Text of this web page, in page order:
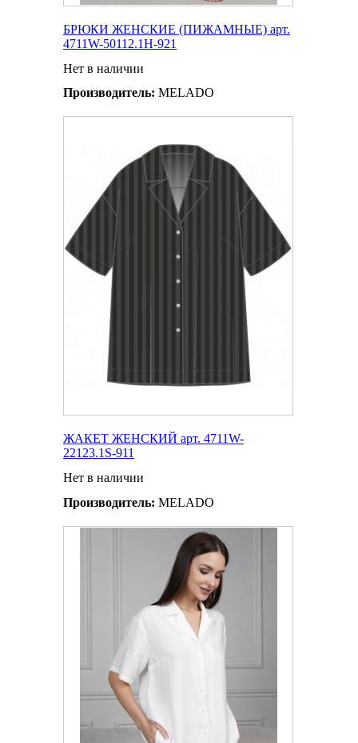
БРЮКИ ЖЕНСКИЕ (ПИЖАМНЫЕ) арт.
4711W-50112.1H-921
Нет в наличии
Производитель: MELADO
ЖАКЕТ ЖЕНСКИЙ арт. 4711W-
22123.1S-911
Нет в наличии
Производитель: MELADO